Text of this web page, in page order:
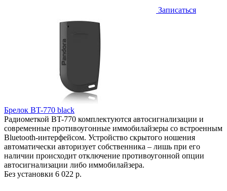
Записаться
Брелок BT-770 black
Радиометкой BT-770 комплектуются автосигнализации и
современные противоугонные иммобилайзеры со встроенным
Bluetooth-интерфейсом. Устройство скрытого ношения
автоматически авторизует собственника – лишь при его
наличии происходит отключение противоугонной опции
автосигнализации либо иммобилайзера.
Без установки 6 022 р.